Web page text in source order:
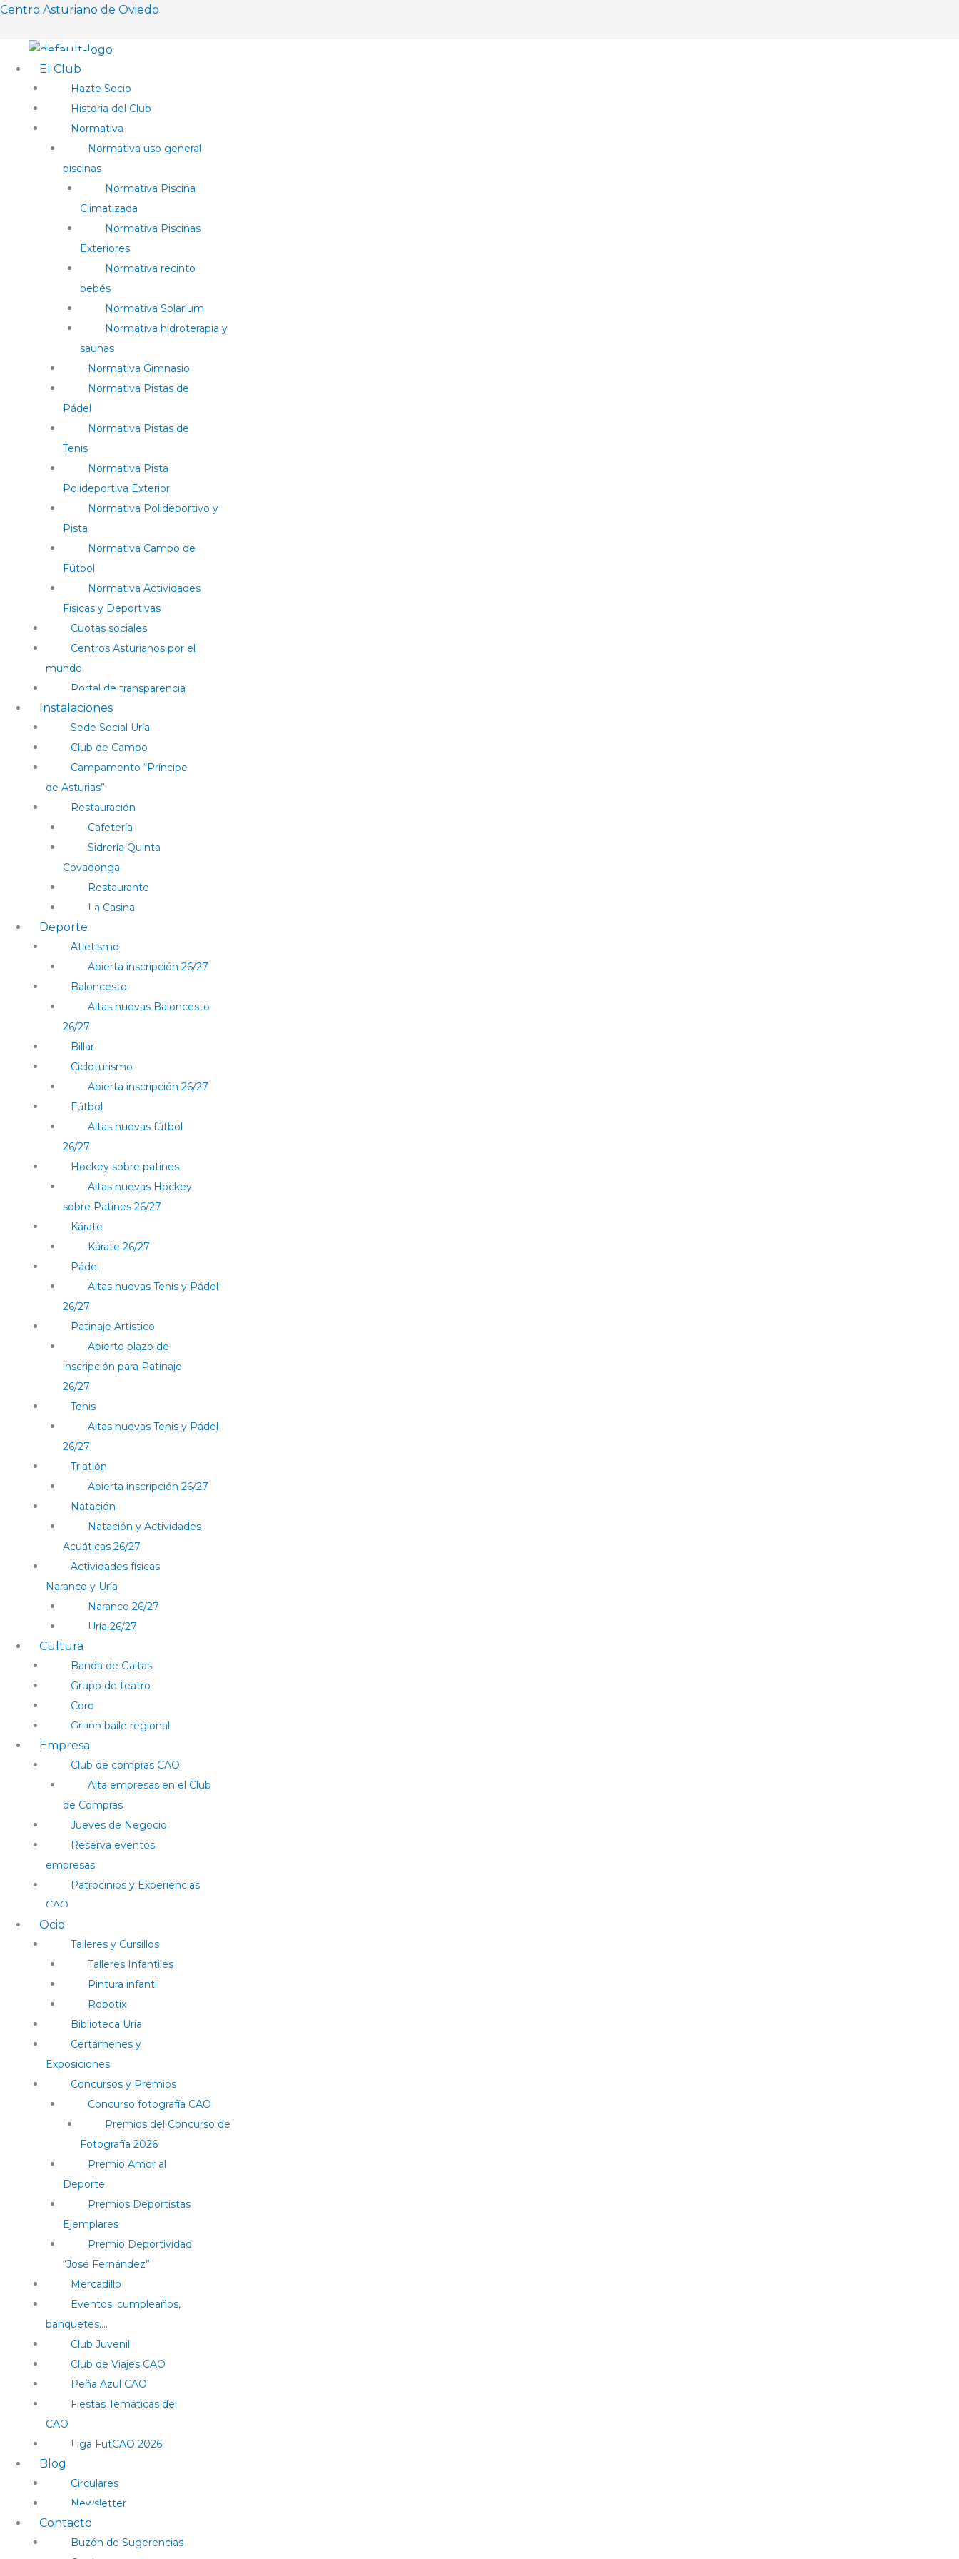
Ir
contenido
Centro Asturiano de Oviedo
Menú
El Club
Hazte Socio
Historia del Club
Normativa
Normativa uso general
piscinas
Normativa Piscina
Climatizada
Normativa Piscinas
Exteriores
Normativa recinto
bebés
Normativa Solarium
Normativa hidroterapia y
saunas
Normativa Gimnasio
Normativa Pistas de
Pádel
Normativa Pistas de
Tenis
Normativa Pista
Polideportiva Exterior
Normativa Polideportivo y
Pista
Normativa Campo de
Fútbol
Normativa Actividades
Físicas y Deportivas
Cuotas sociales
Centros Asturianos por el
mundo
Portal de transparencia
Instalaciones
Sede Social Uría
Club de Campo
Campamento “Príncipe
de Asturias”
Restauración
Cafetería
Sidrería Quinta
Covadonga
Restaurante
La Casina
Deporte
Atletismo
Abierta inscripción 26/27
Baloncesto
Altas nuevas Baloncesto
26/27
Billar
Cicloturismo
Abierta inscripción 26/27
Fútbol
Altas nuevas fútbol
26/27
Hockey sobre patines
Altas nuevas Hockey
sobre Patines 26/27
Kárate
Kárate 26/27
Pádel
Altas nuevas Tenis y Pádel
26/27
Patinaje Artístico
Abierto plazo de
inscripción para Patinaje
26/27
Tenis
Altas nuevas Tenis y Pádel
26/27
Triatlón
Abierta inscripción 26/27
Natación
Natación y Actividades
Acuáticas 26/27
Actividades físicas
Naranco y Uría
Naranco 26/27
Uría 26/27
Cultura
Banda de Gaitas
Grupo de teatro
Coro
Grupo baile regional
Empresa
Club de compras CAO
Alta empresas en el Club
de Compras
Jueves de Negocio
Reserva eventos
empresas
Patrocinios y Experiencias
CAO
Ocio
Talleres y Cursillos
Talleres Infantiles
Pintura infantil
Robotix
Biblioteca Uría
Certámenes y
Exposiciones
Concursos y Premios
Concurso fotografía CAO
Premios del Concurso de
Fotografía 2026
Premio Amor al
Deporte
Premios Deportistas
Ejemplares
Premio Deportividad
“José Fernández”
Mercadillo
Eventos: cumpleaños,
banquetes….
Club Juvenil
Club de Viajes CAO
Peña Azul CAO
Fiestas Temáticas del
CAO
Liga FutCAO 2026
Blog
Circulares
Newsletter
Contacto
Buzón de Sugerencias
Menú
Menú
Menú